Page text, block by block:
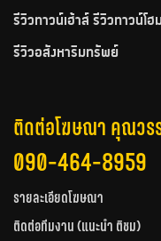
รีวิวทาวน์เฮ้าส์ รีวิวทาวน์โฮ
รีวิวอสังหาริมทรัพย์
ติดต่อโฆษณา คุณว
090-464-8959
รายละเอียดโฆษณา
ติดต่อทีมงาน (แนะนำ ติชม)